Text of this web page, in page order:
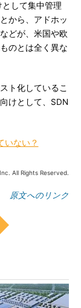
して集中管理
から、アドホッ
どが、米国や欧
のとは全く異な
ト化しているこ
けとして、SDN
いない？
All Rights Reserved.
原文へのリンク